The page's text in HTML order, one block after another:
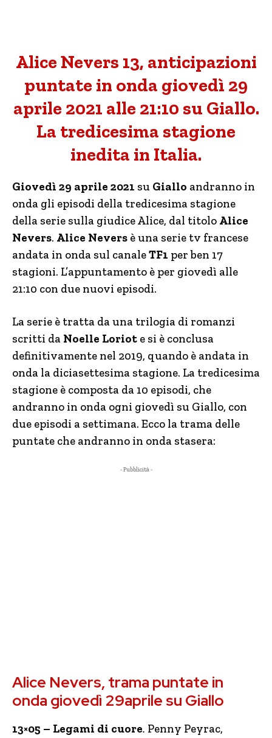
Alice Nevers 13, anticipazioni
puntate in onda giovedì 29
aprile 2021 alle 21:10 su Giallo.
La tredicesima stagione
inedita in Italia.
Giovedì 29 aprile 2021 su Giallo andranno in
onda gli episodi della tredicesima stagione
della serie sulla giudice Alice, dal titolo Alice
Nevers. Alice Nevers è una serie tv francese
andata in onda sul canaleTF1 per ben 17
stagioni. L’appuntamento è per giovedì alle
21:10 con due nuovi episodi.
La serie è tratta da una trilogia di romanzi
scritti da Noelle Loriot e si è conclusa
definitivamente nel 2019, quando è andata in
onda la diciasettesima stagione. La tredicesima
stagione è composta da 10 episodi, che
andranno in onda ogni giovedì su Giallo, con
due episodi a settimana. Ecco la trama delle
puntate che andranno in onda stasera:
- Pubblicità -
Alice Nevers, trama puntate in
onda giovedì 29aprile su Giallo
13×05 – Legami di cuore. Penny Peyrac,